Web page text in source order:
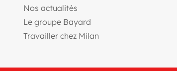
nouvelle fenêtre)
Nos actualités(ouvre une nouvelle
Le groupe Bayard(ouvre une nouvelle
Travailler chez Milan(ouvre une nouvelle